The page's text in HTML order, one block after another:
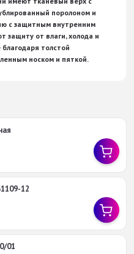
поролоном и
с защитным внутренним
защиту от влаги, холода и
толстой
носком и пяткой.
12
01